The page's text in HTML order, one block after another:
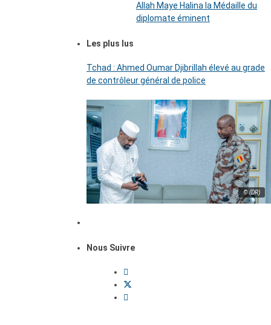
Allah Maye Halina la Médaille du
diplomate éminent
Les plus lus
Tchad : Ahmed Oumar Djibrillah élevé au grade
de contrôleur général de police
© (DR)
Nous Suivre